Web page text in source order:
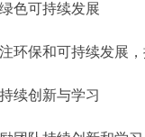
色可持续发展
环保和可持续发展
续创新与学习